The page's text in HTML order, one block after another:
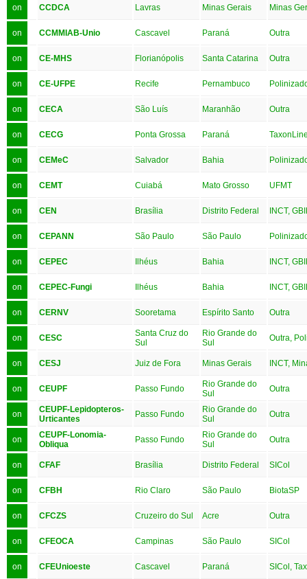
on CCDCA Lavras Minas Gerais Minas
on CCMMIAB-Unio Cascavel Paraná Outra
on CE-MHS Florianópolis Santa Catarina Outra
on CE-UFPE Recife Pernambuco
on CECA São Luís Maranhão Outra
on CECG Ponta Grossa Paraná
on CEMeC Salvador Bahia
on CEMT Cuiabá Mato Grosso UFMT
on CEN Brasília Distrito Federal INCT,
on CEPANN São Paulo São Paulo
on CEPEC Ilhéus Bahia INCT,
on CEPEC-Fungi Ilhéus Bahia INCT,
on CERNV Sooretama Espírito Santo Outra
on CESC
Santa Cruz do
Sul
Rio Grande do
Sul
Outra,
on CESJ Juiz de Fora Minas Gerais INCT,
on CEUPF Passo Fundo
Rio Grande do
Sul
Outra
on
CEUPF-Lepidopteros-
Urticantes
Passo Fundo
Rio Grande do
Sul
Outra
on
CEUPF-Lonomia-
Obliqua
Passo Fundo
Rio Grande do
Sul
Outra
on CFAF Brasília Distrito Federal SICol
on CFBH Rio Claro São Paulo BiotaSP
on CFCZS Cruzeiro do Sul Acre Outra
on CFEOCA Campinas São Paulo SICol
on CFEUnioeste Cascavel Paraná SICol,